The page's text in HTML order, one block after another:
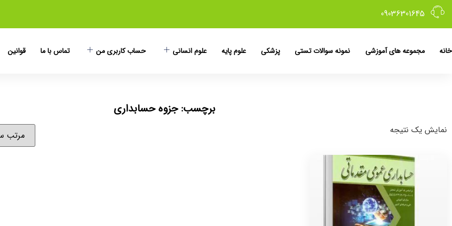
09036301645
خانه مجموعه های آموزشی نمونه سوالات تستی پزشکی علوم پایه علوم انسانی حساب کاربری من تماس با ما قوانین
برچسب: جزوه حسابداری
نمایش یک نتیجه